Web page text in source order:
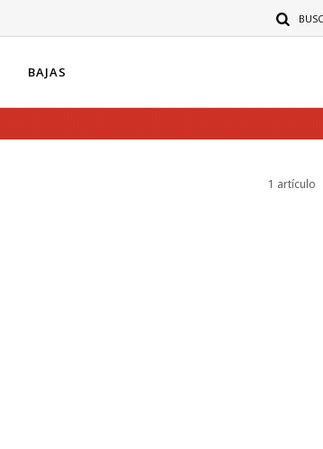
BAJAS
1 artículo